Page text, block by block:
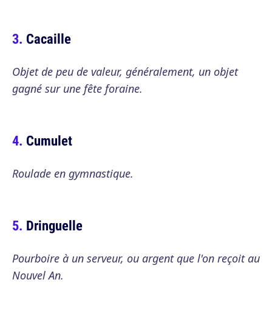
Cacaille
Objet de peu de valeur, généralement, un objet
gagné sur une fête foraine.
Cumulet
Roulade en gymnastique.
Dringuelle
Pourboire à un serveur, ou argent que l'on reçoit au
Nouvel An.